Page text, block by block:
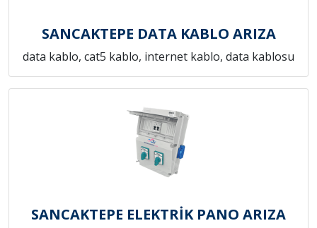
SANCAKTEPE DATA KABLO ARIZA
data kablo, cat5 kablo, internet kablo, data kablosu
SANCAKTEPE ELEKTRİK PANO ARIZA